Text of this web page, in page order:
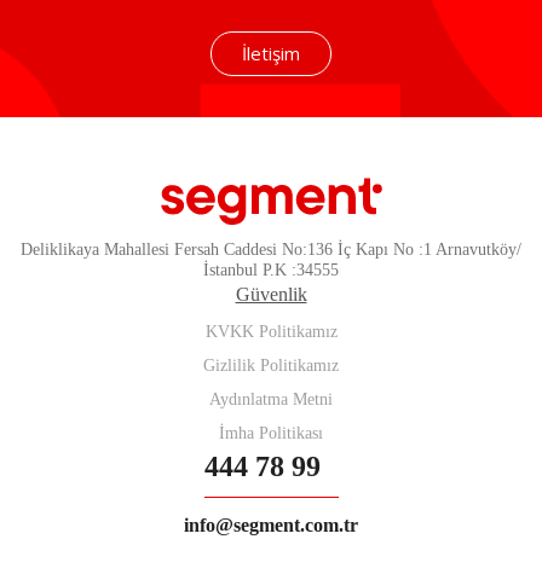
İletişim
Deliklikaya Mahallesi Fersah Caddesi No:136 İç Kapı No :1 Arnavutköy/
İstanbul P.K :34555
Güvenlik
KVKK Politikamız
Gizlilik Politikamız
Aydınlatma Metni
İmha Politikası
444 78 99
info@segment.com.tr